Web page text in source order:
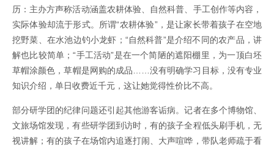
历：主办方声称活动涵盖农耕体验、自然科普、手工创作等内容，
实际体验却流于形式。所谓“农耕体验”，是让家长带着孩子在空地
挖野菜、在水池边钓小龙虾；“自然科普”是介绍不同的农产品，讲
解也比较简单；“手工活动”是在一个简陋的遮阳棚里，为一顶白坯
草帽涂颜色，草帽是网购的成品……没有明确学习目标，没有专业
知识介绍，单日收费近千元，这让她觉得性价比不高。
部分研学团的纪律问题还引起其他游客诟病。记者在多个博物馆、
文旅场馆发现，有些研学团到访时，有的孩子全程低头刷手机，无
视讲解；有的孩子在场馆内追逐打闹、大声喧哗，带队老师疏于看